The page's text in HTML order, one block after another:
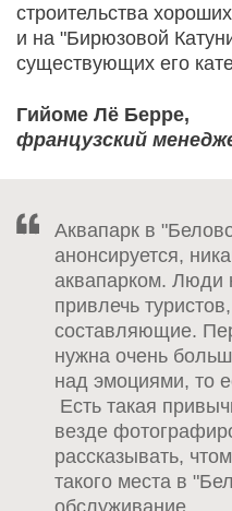
строительства
и на "Бирюзовой
существующих его
Гийоме Лё Берре,
французский
Аквапарк в
анонсируется,
аквапарком. Люди
привлечь
составляющие.
нужна очень
над эмоциями, то
Есть такая
везде
рассказывать,
такого места в
обслуживание.